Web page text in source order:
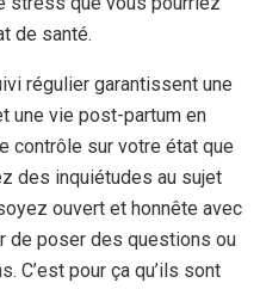
de santé.
régulier garantissent une
une vie post-partum en
contrôle sur votre état que
des inquiétudes au sujet
ouvert et honnête avec
de poser des questions ou
C’est pour ça qu’ils sont